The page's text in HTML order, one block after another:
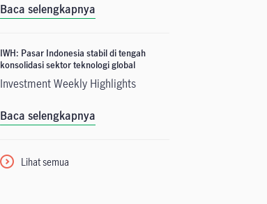
Baca selengkapnya
IWH: Pasar Indonesia stabil di tengah
konsolidasi sektor teknologi global
Investment Weekly Highlights
Baca selengkapnya
Lihat semua